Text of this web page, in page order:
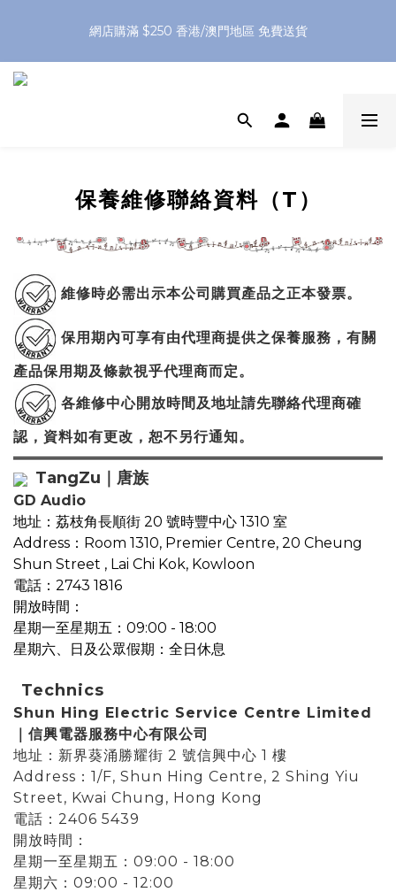
網店購滿 $250 香港/澳門地區 免費送貨
XPay（先買後付 免息分 3 期）- 新用戶首次消費滿 HK$100 即
保養維修聯絡資料（T）
維修時必需出示本公司購買產品之正本發票。
保用期內可享有由代理商提供之保養服務，有關
產品保用期及條款視乎代理商而定。
各維修中心開放時間及地址請先聯絡代理商確
認，資料如有更改，恕不另行通知。
TangZu｜唐族
GD Audio
地址：荔枝角長順街 20 號時豐中心 1310 室
Address：Room 1310, Premier Centre, 20 Cheung
Shun Street , Lai Chi Kok, Kowloon
電話：2743 1816
開放時間：
星期一至星期五：09:00 - 18:00
星期六、日及公眾假期：全日休息
Technics
Shun Hing Electric Service Centre Limited
｜ 信興電器服務中心有限公司
地址：新界葵涌勝耀街 2 號信興中心 1 樓
Address：1/F, Shun Hing Centre, 2 Shing Yiu
Street, Kwai Chung, Hong Kong
電話：2406 5439
開放時間：
星期一至星期五：09:00 - 18:00
星期六 ：09:00 - 12:00